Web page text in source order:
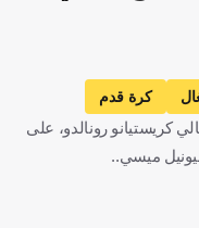
كرة قدم
كريستيانو رونالدو، على
ميسي..